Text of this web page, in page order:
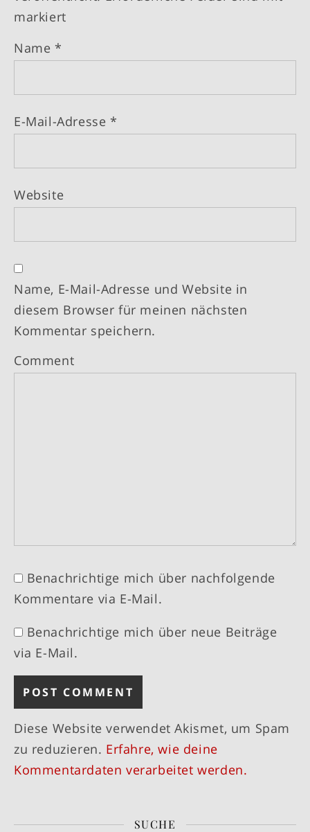
markiert
Name *
E-Mail-Adresse *
Website
Name, E-Mail-Adresse und Website in
diesem Browser für meinen nächsten
Kommentar speichern.
Comment
Benachrichtige mich über nachfolgende
Kommentare via E-Mail.
Benachrichtige mich über neue Beiträge
via E-Mail.
Diese Website verwendet Akismet, um Spam
zu reduzieren. Erfahre, wie deine
Kommentardaten verarbeitet werden.
SUCHE